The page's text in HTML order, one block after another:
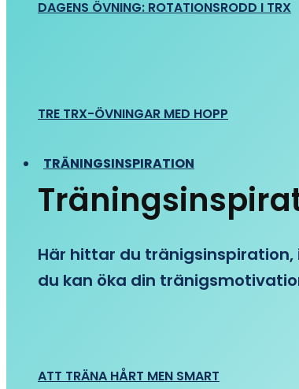
DAGENS ÖVNING: ROTATIONSRODD I TRX
TRE TRX-ÖVNINGAR MED HOPP
TRÄNINGSINSPIRATION
Här hittar du
du kan öka din
ATT TRÄNA HÅRT MEN SMART